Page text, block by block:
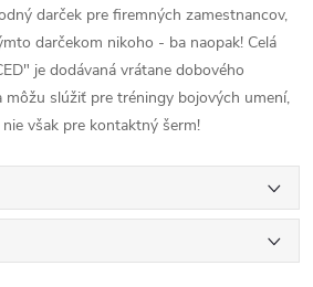
darček pre firemných zamestnancov,
darčekom nikoho - ba naopak! Celá
je dodávaná vrátane dobového
môžu slúžiť pre tréningy bojových umení,
však pre kontaktný šerm!